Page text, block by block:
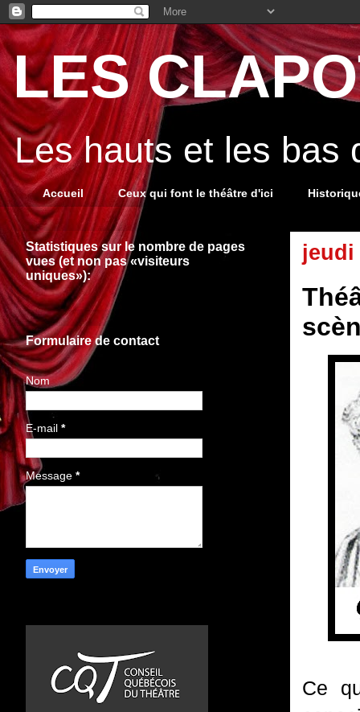
LES
Les hauts et les bas
Accueil Ceux qui font le théâtre d'ici
jeudi
Ce
Statistiques sur le nombre de pages
vues (et non pas «visiteurs
uniques»):
Formulaire de contact
Nom
E-mail *
Message *